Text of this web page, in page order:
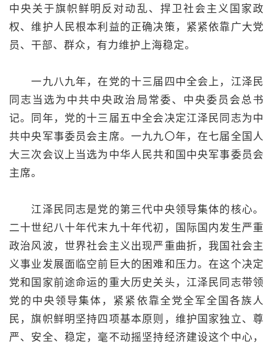
中央关于旗帜鲜明反对动乱、捍卫社会主义国家政
权、维护人民根本利益的正确决策，紧紧依靠广大党
员、干部、群众，有力维护上海稳定。
一九八九年，在党的十三届四中全会上，江泽民
同志当选为中共中央政治局常委、中央委员会总书
记。同年，党的十三届五中全会决定江泽民同志为中
共中央军事委员会主席。一九九〇年，在七届全国人
大三次会议上当选为中华人民共和国中央军事委员会
主席。
江泽民同志是党的第三代中央领导集体的核心。
二十世纪八十年代末九十年代初，国际国内发生严重
政治风波，世界社会主义出现严重曲折，我国社会主
义事业发展面临空前巨大的困难和压力。在这个决定
党和国家前途命运的重大历史关头，江泽民同志带领
党的中央领导集体，紧紧依靠全党全军全国各族人
民，旗帜鲜明坚持四项基本原则，维护国家独立、尊
严、安全、稳定，毫不动摇坚持经济建设这个中心，